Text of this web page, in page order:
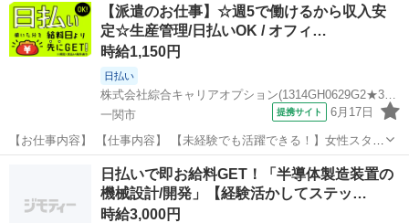
【派遣のお仕事】☆週5で働けるから収入安
定☆生産管理/日払いOK / オフィ…
時給1,150円
日払い
株式会社綜合キャリアオプション(1314GH0629G2★34-N)
一関市
提携サイト 6月17日
【お仕事内容】 【仕事内容】 【未経験でも活躍できる！】女性スタッ
フさんも活躍中♪土日祝休み！ヘアカラーOK！ 《仕事内容》 【業務内
容詳細】製品のピッキング・仕分け業務、 発注書を見て、 必要な物
を仕分けする業務になり...
一関市 その他
日払いで即お給料GET！「半導体製造装置の
機械設計/開発」【経験活かしてステッ…
時給3,000円